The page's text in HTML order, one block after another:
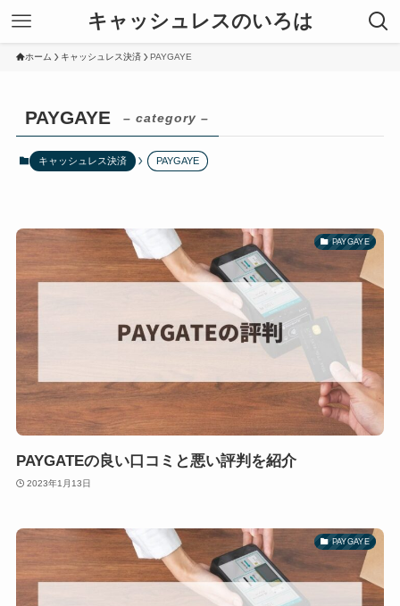
キャッシュレスのいろは
ホーム キャッシュレス決済 PAYGAYE
PAYGAYE – category –
キャッシュレス決済 PAYGAYE
PAYGAYE
PAYGATEの良い口コミと悪い評判を紹介
2023年1月13日
PAYGAYE